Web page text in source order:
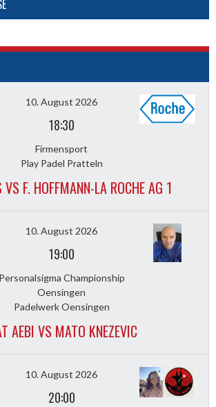
10. August 2026
18:30
Firmensport
Play Padel Pratteln
F. HOFFMANN-LA ROCHE AG 1
10. August 2026
19:00
Personalsigma Championship
Oensingen
Padelwerk Oensingen
AEBI VS MATO KNEZEVIC
10. August 2026
20:00